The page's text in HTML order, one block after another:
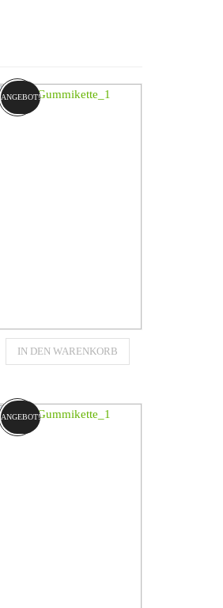
Gummikette
380x102x42
257B
ANGEBOT!
IN DEN WARENKORB
ANGEBOT!